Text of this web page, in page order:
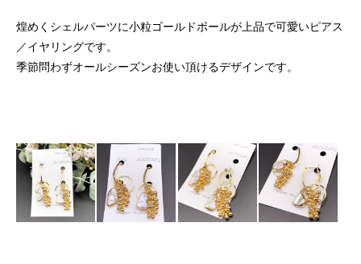
煌めくシェルパーツに小粒ゴールドボールが上品で可愛いピアス
／イヤリングです。
季節問わずオールシーズンお使い頂けるデザインです。